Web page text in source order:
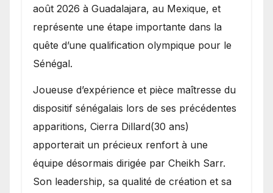
août 2026 à Guadalajara, au Mexique, et
représente une étape importante dans la
quête d’une qualification olympique pour le
Sénégal.
Joueuse d’expérience et pièce maîtresse du
dispositif sénégalais lors de ses précédentes
apparitions, Cierra Dillard(30 ans)
apporterait un précieux renfort à une
équipe désormais dirigée par Cheikh Sarr.
Son leadership, sa qualité de création et sa